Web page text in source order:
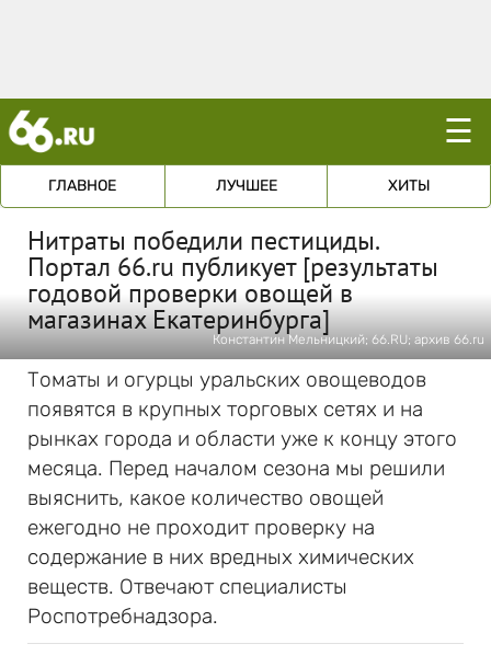
☰
ГЛАВНОЕ ЛУЧШЕЕ ХИТЫ
Нитраты победили пестициды.
Портал 66.ru публикует [результаты
годовой проверки овощей в
магазинах Екатеринбурга]
Константин Мельницкий; 66.RU; архив 66.ru
Томаты и огурцы уральских овощеводов
появятся в крупных торговых сетях и на
рынках города и области уже к концу этого
месяца. Перед началом сезона мы решили
выяснить, какое количество овощей
ежегодно не проходит проверку на
содержание в них вредных химических
веществ. Отвечают специалисты
Роспотребнадзора.